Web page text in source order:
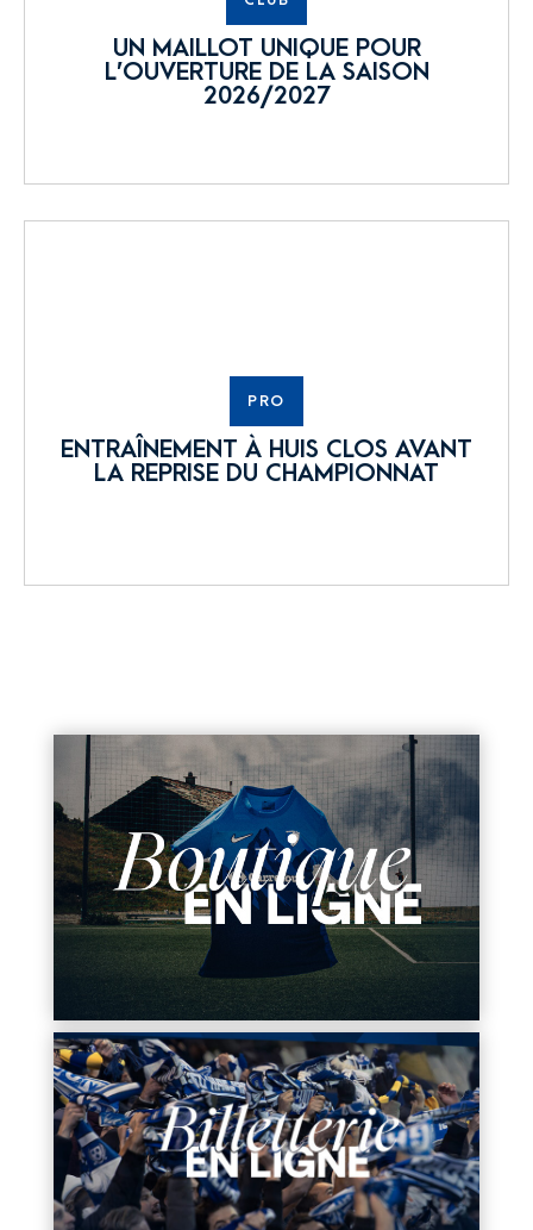
UN MAILLOT UNIQUE POUR
L’OUVERTURE DE LA SAISON
2026/2027
PRO
ENTRAÎNEMENT À HUIS CLOS AVANT
LA REPRISE DU CHAMPIONNAT